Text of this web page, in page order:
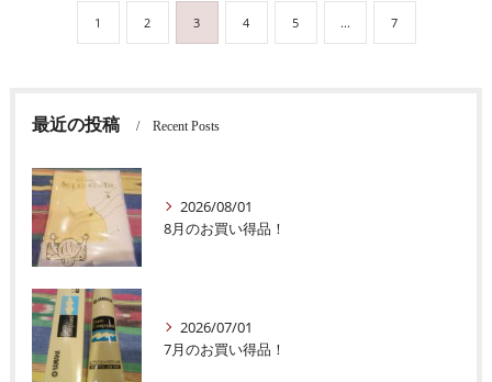
1 2 3 4 5 ... 7
最近の投稿 Recent Posts
2026/08/01
8月のお買い得品！
2026/07/01
7月のお買い得品！